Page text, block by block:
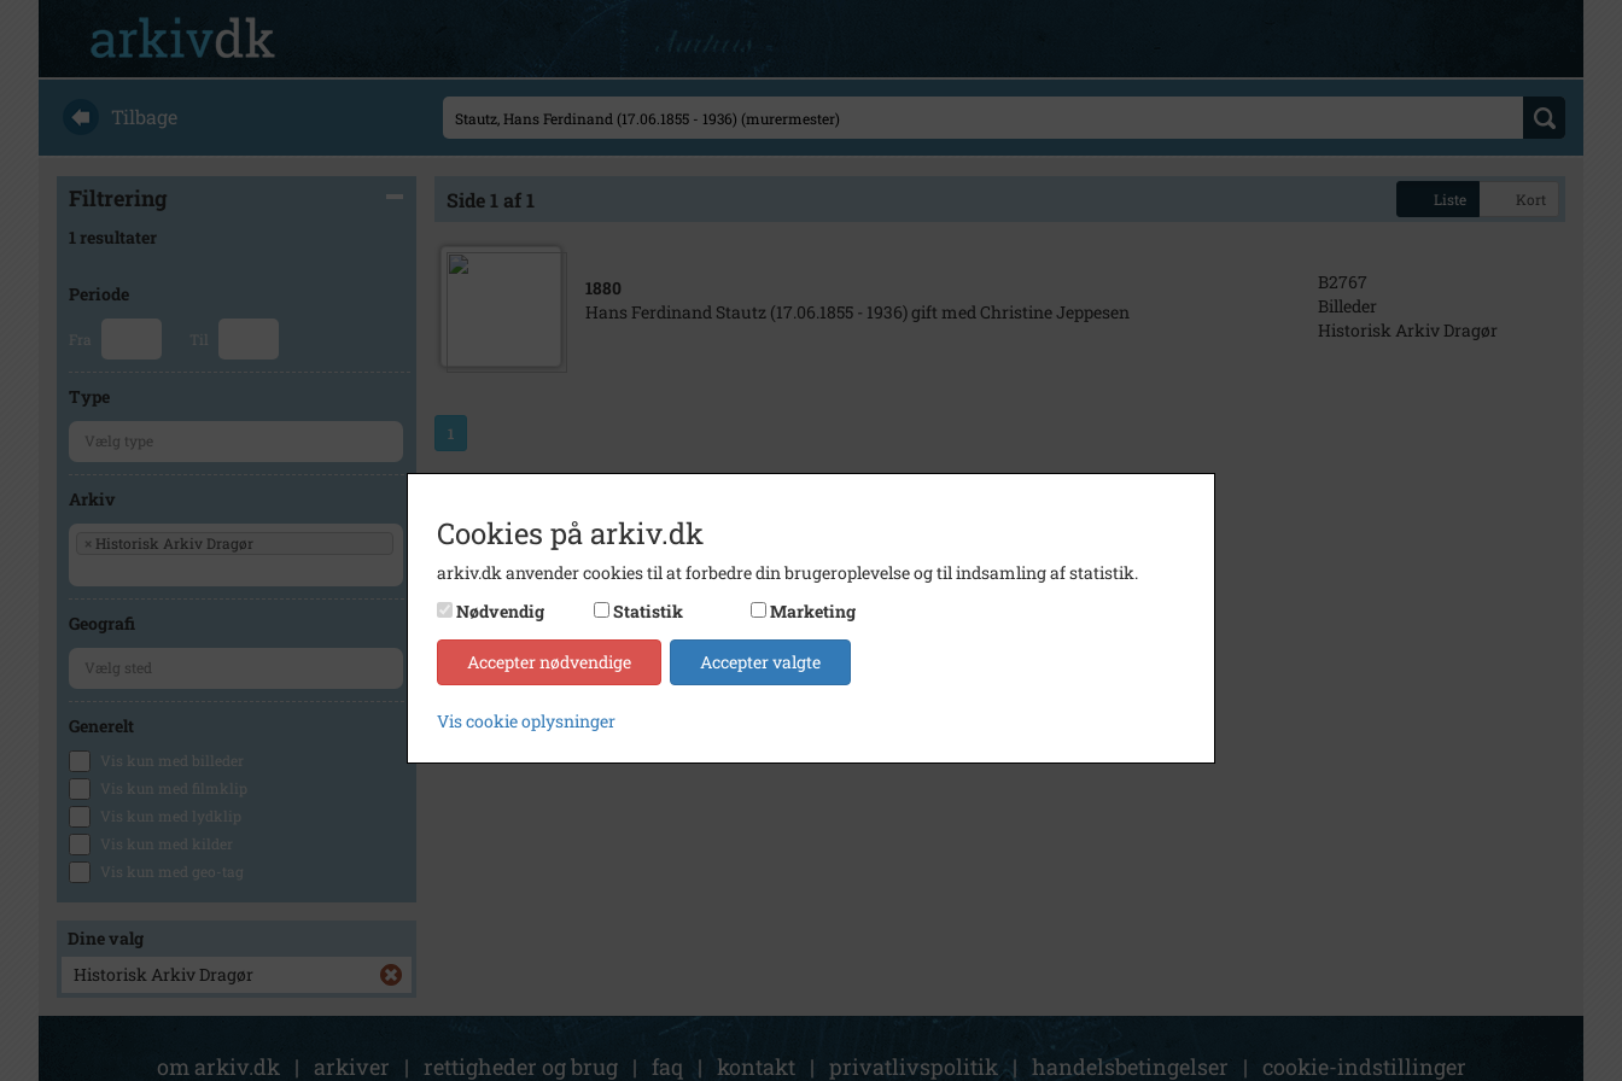
Tilbage
Filtrering
1 resultater
Periode
Fra Til
Type
Arkiv
× Historisk Arkiv Dragør
Geografi
Generelt
Vis kun med billeder
Vis kun med filmklip
Vis kun med lydklip
Vis kun med kilder
Vis kun med geo-tag
Dine valg
Historisk Arkiv Dragør
Side 1 af 1 Liste Kort
1880
Hans Ferdinand Stautz (17.06.1855 - 1936) gift med Christine Jeppesen
B2767
Billeder
Historisk Arkiv Dragør
1
om arkiv.dk | arkiver | rettigheder og brug | faq | kontakt | privatlivspolitik | handelsbetingelser | cookie-indstillinger
Cookies på arkiv.dk
arkiv.dk anvender cookies til at forbedre din brugeroplevelse og til indsamling af statistik.
Nødvendig
Statistik Marketing
Accepter nødvendige Accepter valgte
Vis cookie oplysninger